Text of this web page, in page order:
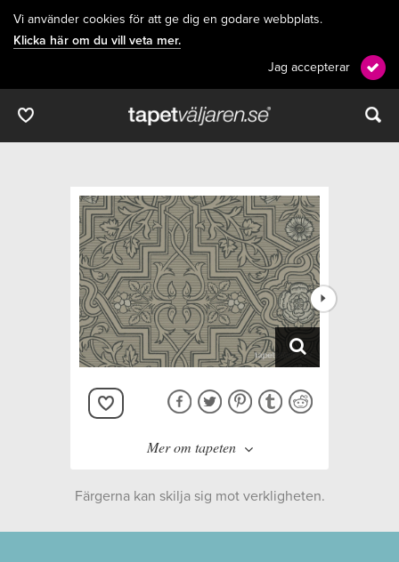
Vi använder cookies för att ge dig en godare webbplats.
Klicka här om du vill veta mer.
Jag accepterar
Mer om tapeten
Färgerna kan skilja sig mot verkligheten.